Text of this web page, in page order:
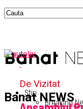
Banat NEWS
Știri
Breaking
De Vizitat